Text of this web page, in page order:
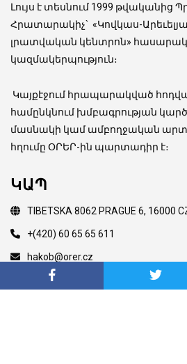
Լույս է տեսնում 1999 թվականից
Հրատարակիչ` «Կովկաս-
լրատվական կենտրոն»
կազմակերպություն։
Կայքէջում հրապարակված
համընկնում խմբագրության
մասնակի կամ ամբողջական
հղումը ՕՐԵՐ-ին պարտադիր է։
ԿԱՊ
TIBETSKA 8062 PRAGUE 6, 16000
+(420) 60 65 65 611
hakob@orer.cz